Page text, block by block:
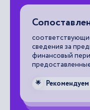
сведения за
финансовый
🌟